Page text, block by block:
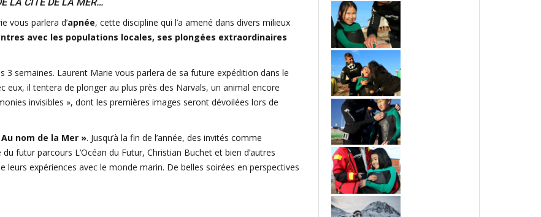
LA CITÉ DE LA MER…
vous parlera d’apnée, cette discipline qui l’a amené dans divers milieux
avec les populations locales, ses plongées extraordinaires
semaines. Laurent Marie vous parlera de sa future expédition dans le
eux, il tentera de plonger au plus près des Narvals, un animal encore
invisibles », dont les premières images seront dévoilées lors de
nom de la Mer ». Jusqu’à la fin de l’année, des invités comme
futur parcours L’Océan du Futur, Christian Buchet et bien d’autres
expériences avec le monde marin. De belles soirées en perspectives